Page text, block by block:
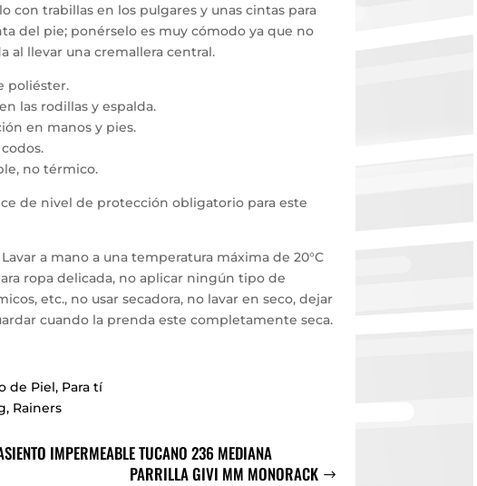
con trabillas en los pulgares y unas cintas para
del pie; ponérselo es muy cómodo ya que no
al llevar una cremallera central.
poliéster.
las rodillas y espalda.
en manos y pies.
no térmico.
de nivel de protección obligatorio para este
a mano a una temperatura máxima de 20°C
ropa delicada, no aplicar ningún tipo de
etc., no usar secadora, no lavar en seco, dejar
cuando la prenda este completamente seca.
de Piel, Para tí
, Rainers
IMPERMEABLE TUCANO 236 MEDIANA
PARRILLA GIVI MM MONORACK